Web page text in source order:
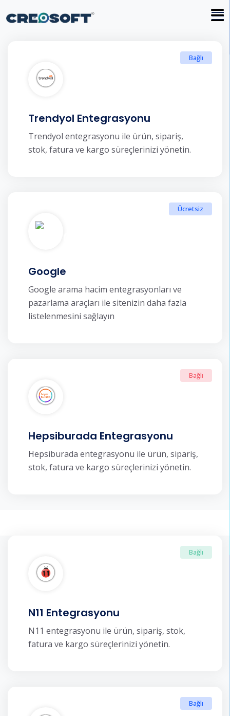
Trendyol Entegrasyonu
Trendyol entegrasyonu ile ürün, sipariş,
stok, fatura ve kargo süreçlerinizi yönetin.
Bağlı
Google
Google arama hacim entegrasyonları ve
pazarlama araçları ile sitenizin daha fazla
listelenmesini sağlayın
Ücretsiz
Hepsiburada Entegrasyonu
Hepsiburada entegrasyonu ile ürün, sipariş,
stok, fatura ve kargo süreçlerinizi yönetin.
Bağlı
N11 Entegrasyonu
N11 entegrasyonu ile ürün, sipariş, stok,
fatura ve kargo süreçlerinizi yönetin.
Bağlı
Bağlı